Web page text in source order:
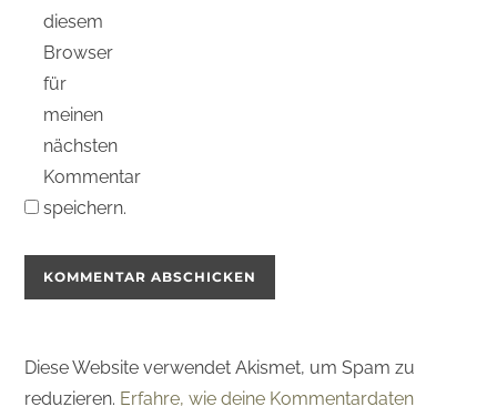
diesem
Browser
für
meinen
nächsten
Kommentar
speichern.
Diese Website verwendet Akismet, um Spam zu
reduzieren. Erfahre, wie deine Kommentardaten